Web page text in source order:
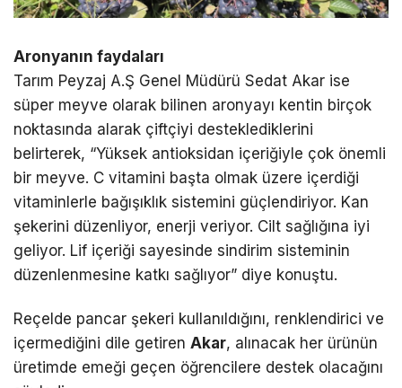
Aronyanın faydaları
Tarım Peyzaj A.Ş Genel Müdürü Sedat Akar ise
süper meyve olarak bilinen aronyayı kentin birçok
noktasında alarak çiftçiyi desteklediklerini
belirterek, “Yüksek antioksidan içeriğiyle çok önemli
bir meyve. C vitamini başta olmak üzere içerdiği
vitaminlerle bağışıklık sistemini güçlendiriyor. Kan
şekerini düzenliyor, enerji veriyor. Cilt sağlığına iyi
geliyor. Lif içeriği sayesinde sindirim sisteminin
düzenlenmesine katkı sağlıyor” diye konuştu.
Reçelde pancar şekeri kullanıldığını, renklendirici ve
içermediğini dile getiren Akar, alınacak her ürünün
üretimde emeği geçen öğrencilere destek olacağını